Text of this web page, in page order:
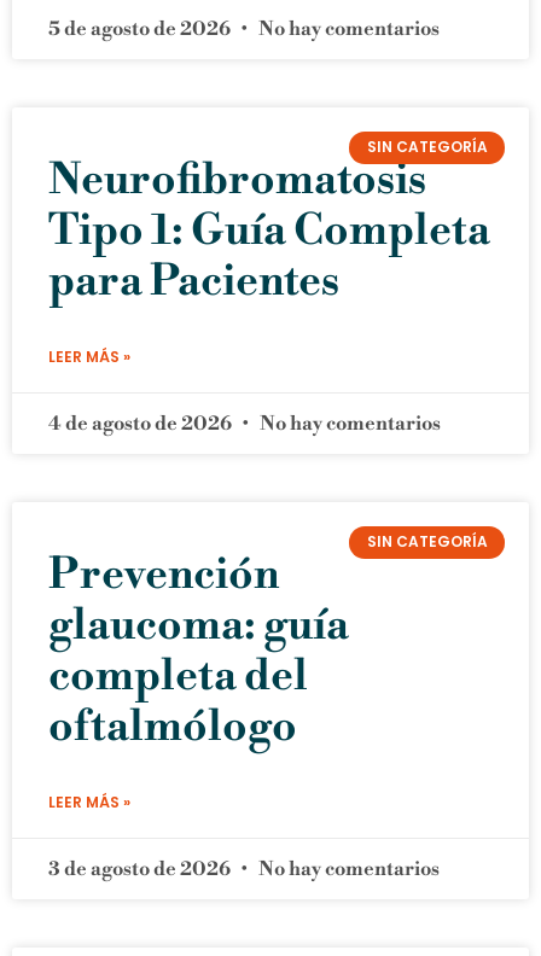
5 de agosto de 2026 No hay comentarios
SIN CATEGORÍA
Neurofibromatosis
Tipo 1: Guía Completa
para Pacientes
LEER MÁS »
4 de agosto de 2026 No hay comentarios
SIN CATEGORÍA
Prevención
glaucoma: guía
completa del
oftalmólogo
LEER MÁS »
3 de agosto de 2026 No hay comentarios